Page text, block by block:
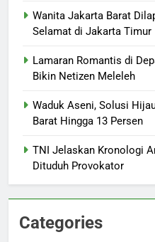
Wanita Jakarta Barat
Selamat di Jakarta Timur
Lamaran Romantis di
Bikin Netizen Meleleh
Waduk Aseni, Solusi
Barat Hingga 13 Persen
TNI Jelaskan Kronologi
Dituduh Provokator
Categories